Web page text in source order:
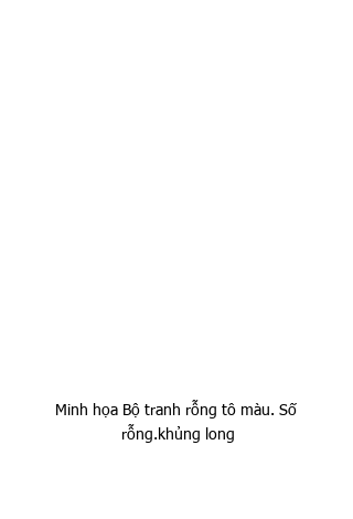
Minh họa Bộ tranh rỗng tô màu. Số
rỗng.khủng long